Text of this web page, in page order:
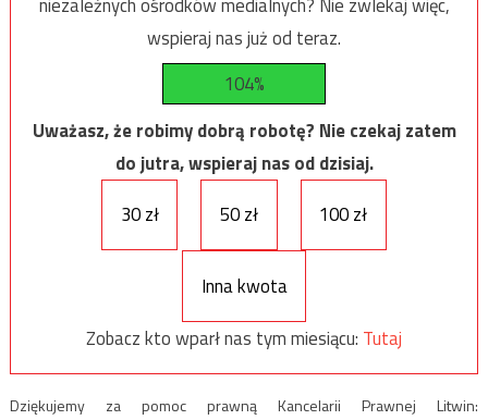
wspieraj nas już od teraz.
104%
Uważasz, że robimy dobrą robotę? Nie czekaj zatem
do jutra, wspieraj nas od dzisiaj.
30 zł
50 zł 100 zł
Inna kwota
Zobacz kto wparł nas tym miesiącu: Tutaj
Dziękujemy za pomoc prawną Kancelarii Prawnej Litwin: